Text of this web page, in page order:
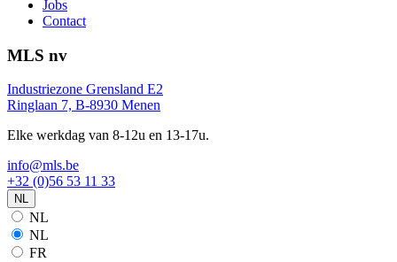
Jobs
Contact
MLS nv
Industriezone Grensland E2
Ringlaan 7, B-8930 Menen
Elke werkdag van 8-12u en 13-17u.
info@mls.be
+32 (0)56 53 11 33
NL
NL
NL
FR